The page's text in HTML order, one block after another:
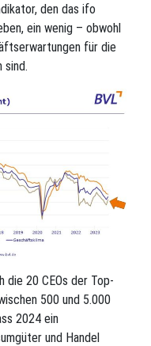
den das ifo
ein wenig – obwohl
für die
sind.
die 20 CEOs der Top-
500 und 5.000
2024 ein
und Handel